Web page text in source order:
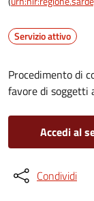
Servizio attivo
Procedimento di
favore di soggetti
Accedi al
Condividi